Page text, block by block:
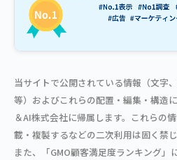
当サイトで公開されている情報（文字
等）およびこれらの配置・編集・構造
＆AI株式会社に帰属します。これらの
載・複製するなどの二次利用は固く禁じ
また、「GMO顧客満足度ランキング」